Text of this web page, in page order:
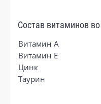
Состав витаминов
Витамин А
Витамин Е
Цинк
Таурин